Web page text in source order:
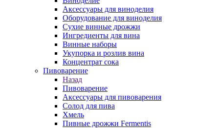
Аксессуары для виноделия
Оборудование для виноделия
Сухие винные дрожжи
Ингредиенты для вина
Винные наборы
Укупорка и розлив вина
Концентрат сока
Пивоварение
Назад
Пивоварение
Аксессуары для пивоварения
Солод для пива
Хмель
Пивные дрожжи Fermentis